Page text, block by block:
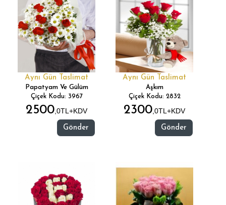
Aynı Gün Taslimat
Papatyam Ve Gülüm
Çiçek Kodu: 3967
2500,0TL+KDV
Gönder
Aynı Gün Taslimat
Aşkım
Çiçek Kodu: 2832
2300,0TL+KDV
Gönder